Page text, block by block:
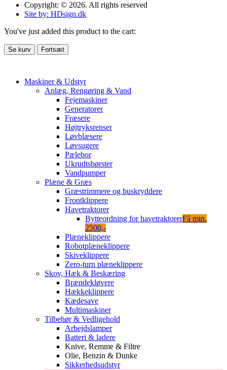
Copyright: © 2026. All rights reserved
Site by: HDsign.dk
You've just added this product to the cart:
Se kurv Fortsæt
Maskiner & Udstyr
Anlæg, Rengøring & Vand
Fejemaskiner
Generatorer
Fræsere
Højtryksrenser
Løvblæsere
Løvsugere
Pælebor
Ukrudtsbørster
Vandpumper
Plæne & Græs
Græstrimmere og buskryddere
Frontklippere
Havetraktorer
Bytteordning for havetraktorerFå min.
2500,-
Plæneklippere
Robotplæneklippere
Skiveklippere
Zero-turn plæneklippere
Skov, Hæk & Beskæring
Brændekløvere
Hækkeklippere
Kædesave
Multimaskiner
Tilbehør & Vedligehold
Arbejdslamper
Batteri & ladere
Knive, Remme & Filtre
Olie, Benzin & Dunke
Sikkerhedsudstyr